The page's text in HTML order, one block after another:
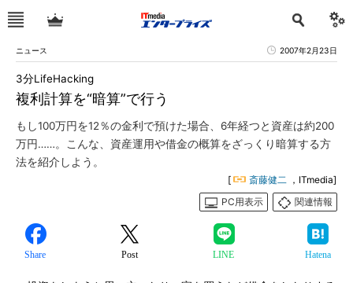
ニュース 2007年2月23日
複利計算を“暗算”で行う
3分LifeHacking
もし100万円を12％の金利で預けた場合、6年経つと資産は約200
万円……。こんな、資産運用や借金の概算をざっくり暗算する方
法を紹介しよう。
[ 斎藤健二 ，ITmedia]
PC用表示
関連情報
Share Post LINE Hatena